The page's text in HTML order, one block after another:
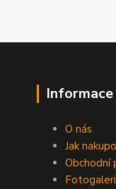
O nás
Jak
Obchodní